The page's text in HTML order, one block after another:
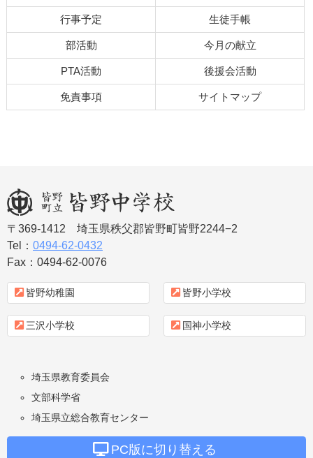
行事予定 生徒手帳
部活動 今月の献立
PTA活動 後援会活動
免責事項 サイトマップ
皆野町立皆野中学
校
〒369-1412 埼玉県秩父郡皆野町皆野2244−2
Tel： 0494-62-0432
Fax：0494-62-0076
皆野幼稚園 皆野小学校
三沢小学校 国神小学校
埼玉県教育委員会
文部科学省
埼玉県立総合教育センター
PC版に切り替える